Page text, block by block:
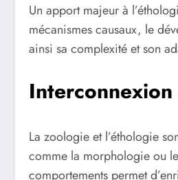
Un apport majeur à
mécanismes causaux, le
ainsi sa complexité et son
La zoologie et l’éthologie
comme la morphologie ou
comportements permet